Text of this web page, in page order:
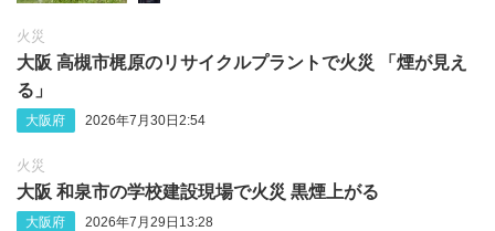
火災
大阪 高槻市梶原のリサイクルプラントで火災 「煙が見え
る」
大阪府 2026年7月30日2:54
火災
大阪 和泉市の学校建設現場で火災 黒煙上がる
大阪府 2026年7月29日13:28